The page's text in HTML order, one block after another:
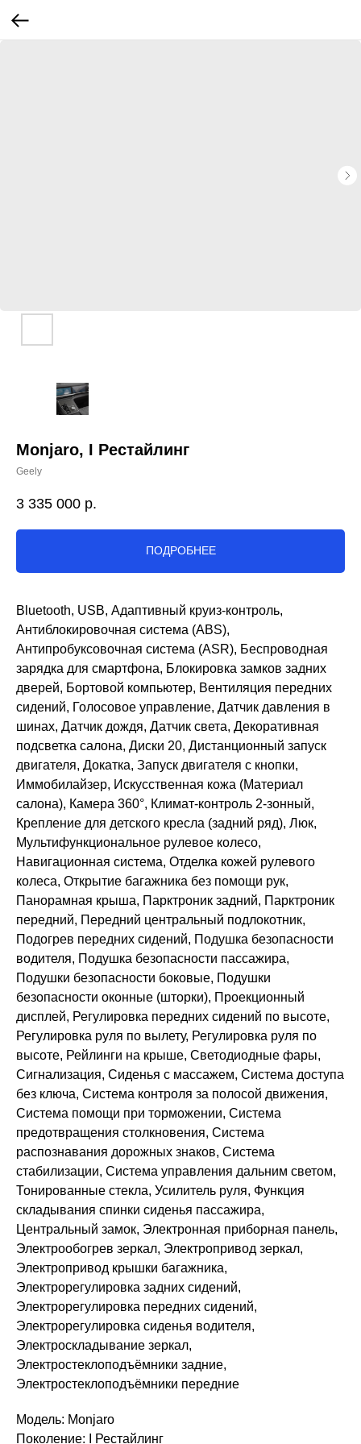
Monjaro, I Рестайлинг
Geely
3 335 000 р.
ПОДРОБНЕЕ
Bluetooth, USB, Адаптивный круиз-контроль,
Антиблокировочная система (ABS),
Антипробуксовочная система (ASR), Беспроводная
зарядка для смартфона, Блокировка замков задних
дверей, Бортовой компьютер, Вентиляция передних
сидений, Голосовое управление, Датчик давления в
шинах, Датчик дождя, Датчик света, Декоративная
подсветка салона, Диски 20, Дистанционный запуск
двигателя, Докатка, Запуск двигателя с кнопки,
Иммобилайзер, Искусственная кожа (Материал
салона), Камера 360°, Климат-контроль 2-зонный,
Крепление для детского кресла (задний ряд), Люк,
Мультифункциональное рулевое колесо,
Навигационная система, Отделка кожей рулевого
колеса, Открытие багажника без помощи рук,
Панорамная крыша, Парктроник задний, Парктроник
передний, Передний центральный подлокотник,
Подогрев передних сидений, Подушка безопасности
водителя, Подушка безопасности пассажира,
Подушки безопасности боковые, Подушки
безопасности оконные (шторки), Проекционный
дисплей, Регулировка передних сидений по высоте,
Регулировка руля по вылету, Регулировка руля по
высоте, Рейлинги на крыше, Светодиодные фары,
Сигнализация, Сиденья с массажем, Система доступа
без ключа, Система контроля за полосой движения,
Система помощи при торможении, Система
предотвращения столкновения, Система
распознавания дорожных знаков, Система
стабилизации, Система управления дальним светом,
Тонированные стекла, Усилитель руля, Функция
складывания спинки сиденья пассажира,
Центральный замок, Электронная приборная панель,
Электрообогрев зеркал, Электропривод зеркал,
Электропривод крышки багажника,
Электрорегулировка задних сидений,
Электрорегулировка передних сидений,
Электрорегулировка сиденья водителя,
Электроскладывание зеркал,
Электростеклоподъёмники задние,
Электростеклоподъёмники передние
Модель: Monjaro
Поколение: I Рестайлинг